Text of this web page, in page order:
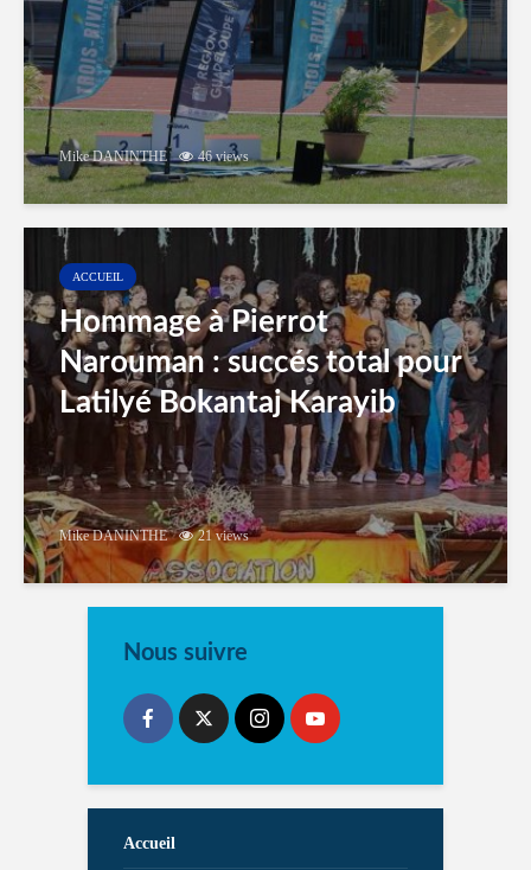
Mike DANINTHE 46 views
ACCUEIL
Hommage à Pierrot
Narouman : succés total pour
Latilyé Bokantaj Karayib
Mike DANINTHE 21 views
Nous suivre
Accueil